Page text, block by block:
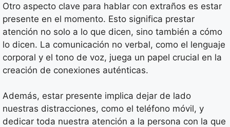
Otro aspecto clave para hablar con extraños es estar
presente en el momento. Esto significa prestar
atención no solo a lo que dicen, sino también a cómo
lo dicen. La comunicación no verbal, como el lenguaje
corporal y el tono de voz, juega un papel crucial en la
creación de conexiones auténticas.
Además, estar presente implica dejar de lado
nuestras distracciones, como el teléfono móvil, y
dedicar toda nuestra atención a la persona con la que